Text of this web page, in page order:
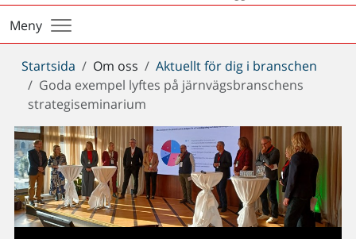
Meny
Du
är
här:
Startsida Om oss
Aktuellt för dig i branschen
Goda exempel lyftes på järnvägsbranschens
strategiseminarium